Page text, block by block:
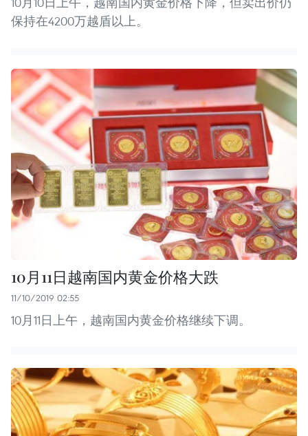
保持在4200万越盾以上。
10月11日越南国内黄金价格大跌
11/10/2019 02:55
10月11日上午，越南国内黄金价格继续下调。